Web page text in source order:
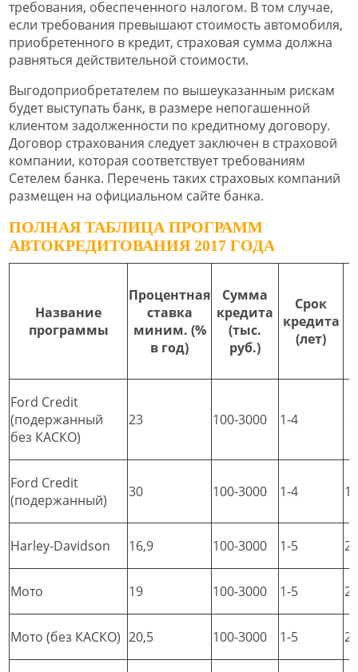
требования, обеспеченного налогом. В том случае,
если требования превышают стоимость автомобиля,
приобретенного в кредит, страховая сумма должна
равняться действительной стоимости.
Выгодоприобретателем по вышеуказанным рискам
будет выступать банк, в размере непогашенной
клиентом задолженности по кредитному договору.
Договор страхования следует заключен в страховой
компании, которая соответствует требованиям
Сетелем банка. Перечень таких страховых компаний
размещен на официальном сайте банка.
ПОЛНАЯ ТАБЛИЦА ПРОГРАММ
АВТОКРЕДИТОВАНИЯ 2017 ГОДА
Название
программы
Процентная
ставка
миним. (%
в год)
Сумма
кредита
(тыс.
руб.)
Срок
кредита
(лет)
Ford Credit
(подержанный
без КАСКО)
23 100-3000 1-4
Ford Credit
(подержанный)
30 100-3000 1-4
Harley-Davidson 16,9 100-3000 1-5
Мото 19 100-3000 1-5
Мото (без КАСКО) 20,5 100-3000 1-5